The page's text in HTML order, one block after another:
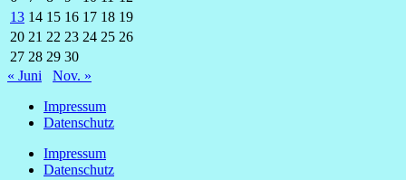
13 14 15 16 17 18 19
20 21 22 23 24 25 26
27 28 29 30
« Juni
Nov. »
Impressum
Datenschutz
Impressum
Datenschutz